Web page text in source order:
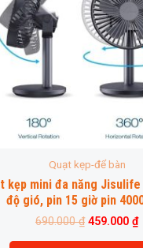
Quạt kẹp-để bàn
kẹp mini đa năng Jisulife
độ gió, pin 15 giờ pin
690.000₫ 459.000 ₫